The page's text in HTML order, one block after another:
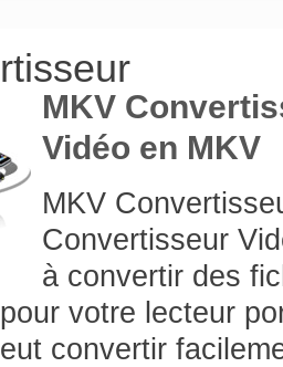
MKV
Vidéo en MKV
MKV
Convertisseur
à convertir des
votre lecteur
convertir